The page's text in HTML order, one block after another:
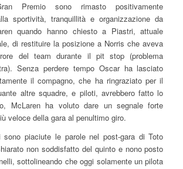
Premio sono rimasto positivamente
sportività, tranquillità e organizzazione da
quando hanno chiesto a Piastri, attuale
di restituire la posizione a Norris che aveva
del team durante il pit stop (problema
Senza perdere tempo Oscar ha lasciato
il compagno, che ha ringraziato per il
altre squadre, e piloti, avrebbero fatto lo
McLaren ha voluto dare un segnale forte
veloce della gara al penultimo giro.
piaciute le parole nel post-gara di Toto
non soddisfatto del quinto e nono posto
sottolineando che oggi solamente un pilota